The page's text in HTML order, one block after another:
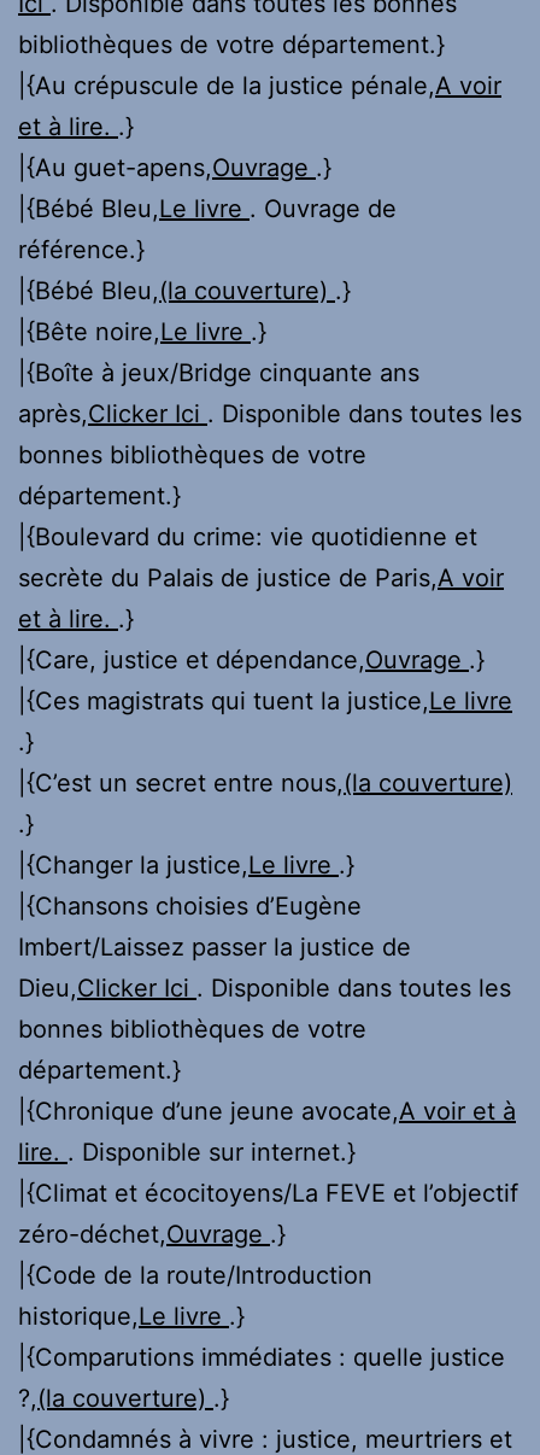
bibliothèques de votre département.}
|{Au crépuscule de la justice pénale,A voir
et à lire. .}
|{Au guet-apens,Ouvrage .}
|{Bébé Bleu,Le livre . Ouvrage de
référence.}
|{Bébé Bleu,(la couverture) .}
|{Bête noire,Le livre .}
|{Boîte à jeux/Bridge cinquante ans
après,Clicker Ici . Disponible dans toutes les
bonnes bibliothèques de votre
département.}
|{Boulevard du crime: vie quotidienne et
secrète du Palais de justice de Paris,A voir
et à lire. .}
|{Care, justice et dépendance,Ouvrage .}
|{Ces magistrats qui tuent la justice,Le livre
.}
|{C’est un secret entre nous,(la couverture)
.}
|{Changer la justice,Le livre .}
|{Chansons choisies d’Eugène
Imbert/Laissez passer la justice de
Dieu,Clicker Ici . Disponible dans toutes les
bonnes bibliothèques de votre
département.}
|{Chronique d’une jeune avocate,A voir et à
lire. . Disponible sur internet.}
|{Climat et écocitoyens/La FEVE et l’objectif
zéro-déchet,Ouvrage .}
|{Code de la route/Introduction
historique,Le livre .}
|{Comparutions immédiates : quelle justice
?,(la couverture) .}
|{Condamnés à vivre : justice, meurtriers et